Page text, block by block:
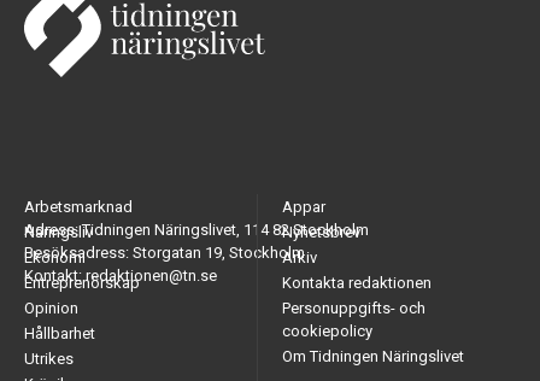
Adress: Tidningen Näringslivet, 114 82 Stockholm
Besöksadress: Storgatan 19, Stockholm
Kontakt: redaktionen@tn.se
Arbetsmarknad
Näringsliv
Ekonomi
Entreprenörskap
Opinion
Hållbarhet
Utrikes
Appar
Nyhetsbrev
Arkiv
Kontakta redaktionen
Personuppgifts- och
cookiepolicy
Om Tidningen Näringslivet